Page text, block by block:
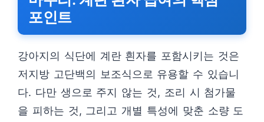
포인트
강아지의 식단에 계란 흰자를 포함시키는 것은
저지방 고단백의 보조식으로 유용할 수 있습니
다. 다만 생으로 주지 않는 것, 조리 시 첨가물
을 피하는 것, 그리고 개별 특성에 맞춘 소량 도